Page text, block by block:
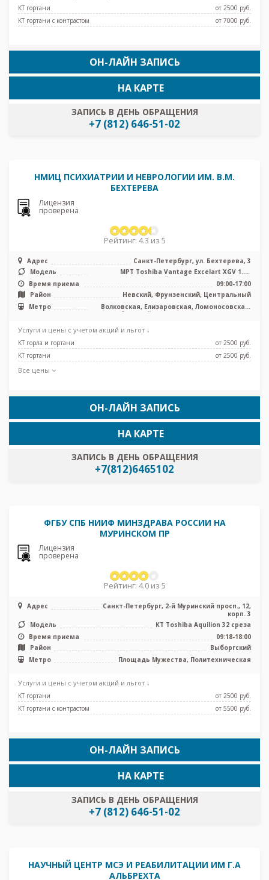
КТ гортани
от 2500 pуб.
КТ гортани с контрастом
от 7000 pуб.
ОН-ЛАЙН ЗАПИСЬ
ЗАПИСЬ В ДЕНЬ ОБРАЩЕНИЯ
+7 (812) 646-51-02
НА КАРТЕ
НМИЦ ПСИХИАТРИИ И НЕВРОЛОГИИ ИМ. В.М.
БЕХТЕРЕВА
Лицензия
проверена
Рейтинг: 4.3 из 5
Адрес
Санкт-Петербург, ул. Бехтерева, 3
Модель
МРТ Toshiba Vantage Excelart XGV 1.5T
закрытый тип, КТ Philips BRILLIA ...
Время приема
09:00-17:00
Район
Невский, Фрунзенский, Центральный
Метро
Волковская, Елизаровская, Ломоносовская,
Обводный канал, Площадь Александра
Услуги и цены с учетом акций и льгот ↓
КТ горла и гортани
от 2500 pуб.
КТ гортани
от 2500 pуб.
Все цены
ОН-ЛАЙН ЗАПИСЬ
ЗАПИСЬ В ДЕНЬ ОБРАЩЕНИЯ
+7(812)6465102
НА КАРТЕ
ФГБУ СПБ НИИФ МИНЗДРАВА РОССИИ НА
МУРИНСКОМ ПР
Лицензия
проверена
Рейтинг: 4.0 из 5
Адрес
Санкт-Петербург, 2-й Муринский просп., 12,
корп. 3
Модель
КТ Toshiba Aquilion 32 среза
Время приема
09:18-18:00
Район
Выборгский
Метро
Площадь Мужества, Политехническая
Услуги и цены с учетом акций и льгот ↓
КТ гортани
от 2500 pуб.
КТ гортани с контрастом
от 5500 pуб.
ОН-ЛАЙН ЗАПИСЬ
ЗАПИСЬ В ДЕНЬ ОБРАЩЕНИЯ
+7 (812) 646-51-02
НА КАРТЕ
НАУЧНЫЙ ЦЕНТР МСЭ И РЕАБИЛИТАЦИИ ИМ Г.А
АЛЬБРЕХТА